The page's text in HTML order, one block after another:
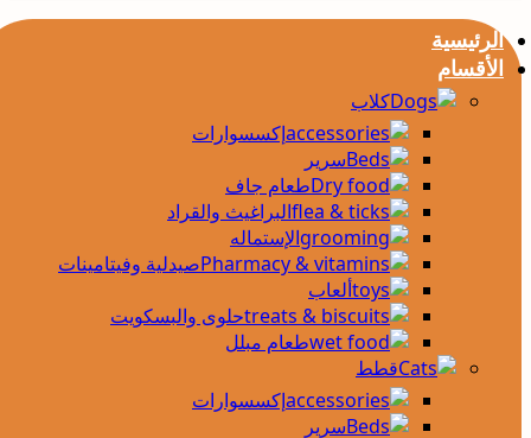
الرئيسية
الأقسام
كلاب
إكسسوارات
سرير
طعام جاف
البراغيث والقراد
الإستماله
صيدلية وفيتامينات
ألعاب
حلوى والبسكويت
طعام مبلل
قطط
إكسسوارات
سرير